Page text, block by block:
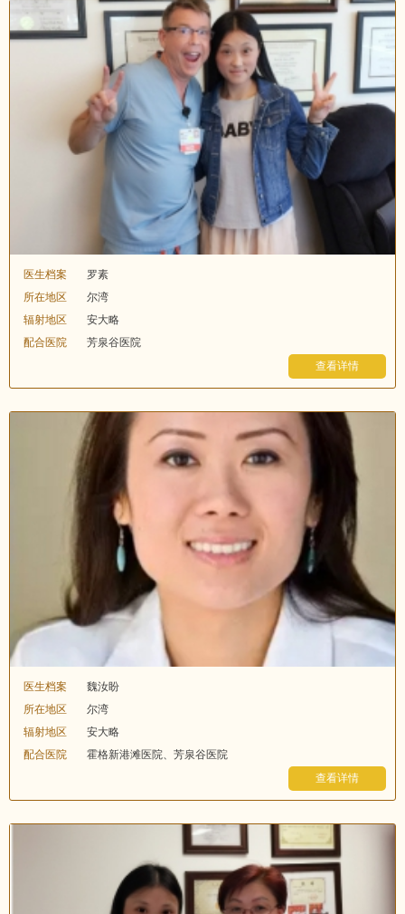
医生档案
罗素
所在地区
尔湾
辐射地区
安大略
配合医院
芳泉谷医院
查看详情
医生档案
魏汝盼
所在地区
尔湾
辐射地区
安大略
配合医院
霍格新港滩医院、芳泉谷医院
查看详情